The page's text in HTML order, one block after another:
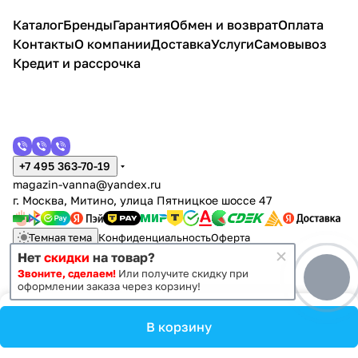
Ammer SC-70102
2 907 ₽ x 1 шт3 420 ₽
Тканевая шторка WasserKraft
В корзину
КаталогБрендыГарантияОбмен и возвратОплата
КонтактыО компанииДоставкаУслугиСамовывоз
Кредит и рассрочка
+7 495 363-70-19
magazin-vanna@yandex.ru
г. Москва, Митино, улица Пятницкое шоссе 47
Темная тема КонфиденциальностьОферта
© 2011 - 2026 Vanna-vanna.ru
Нет скидки на товар?
Звоните, сделаем! Или получите скидку при
оформлении заказа через корзину!